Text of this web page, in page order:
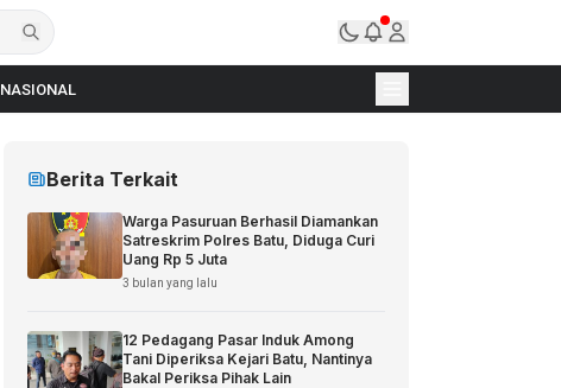
NASIONAL
Berita Terkait
Warga Pasuruan Berhasil Diamankan
Satreskrim Polres Batu, Diduga Curi
Uang Rp 5 Juta
3 bulan yang lalu
12 Pedagang Pasar Induk Among
Tani Diperiksa Kejari Batu, Nantinya
Bakal Periksa Pihak Lain